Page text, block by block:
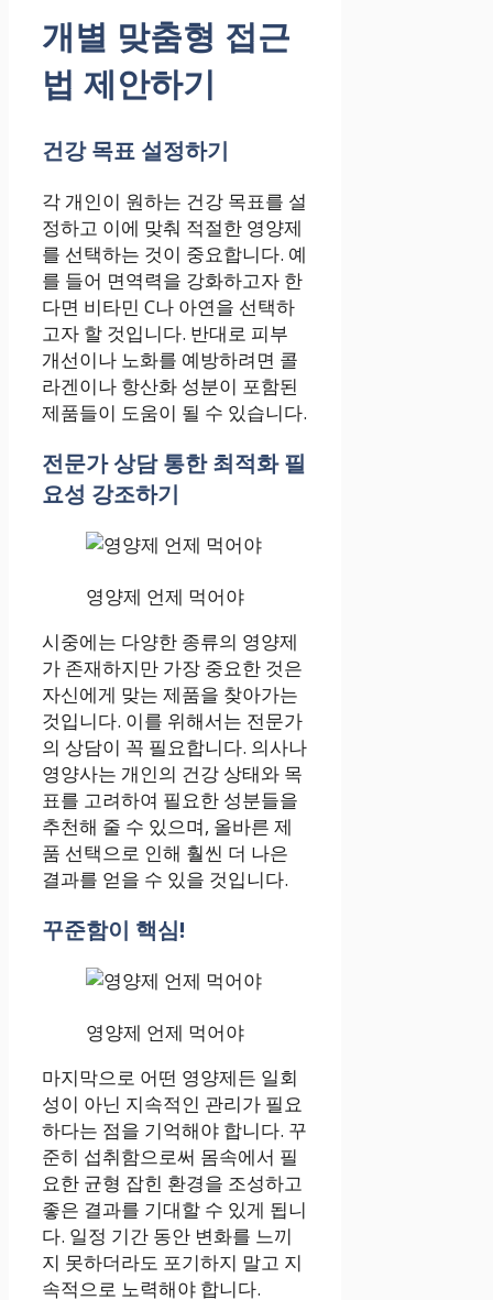
개별 맞춤형 접근
법 제안하기
건강 목표 설정하기
각 개인이 원하는 건강 목표를 설
정하고 이에 맞춰 적절한 영양제
를 선택하는 것이 중요합니다. 예
를 들어 면역력을 강화하고자 한
다면 비타민 C나 아연을 선택하
고자 할 것입니다. 반대로 피부
개선이나 노화를 예방하려면 콜
라겐이나 항산화 성분이 포함된
제품들이 도움이 될 수 있습니다.
전문가 상담 통한 최적화 필
요성 강조하기
영양제 언제 먹어야
시중에는 다양한 종류의 영양제
가 존재하지만 가장 중요한 것은
자신에게 맞는 제품을 찾아가는
것입니다. 이를 위해서는 전문가
의 상담이 꼭 필요합니다. 의사나
영양사는 개인의 건강 상태와 목
표를 고려하여 필요한 성분들을
추천해 줄 수 있으며, 올바른 제
품 선택으로 인해 훨씬 더 나은
결과를 얻을 수 있을 것입니다.
꾸준함이 핵심!
영양제 언제 먹어야
마지막으로 어떤 영양제든 일회
성이 아닌 지속적인 관리가 필요
하다는 점을 기억해야 합니다. 꾸
준히 섭취함으로써 몸속에서 필
요한 균형 잡힌 환경을 조성하고
좋은 결과를 기대할 수 있게 됩니
다. 일정 기간 동안 변화를 느끼
지 못하더라도 포기하지 말고 지
속적으로 노력해야 합니다.